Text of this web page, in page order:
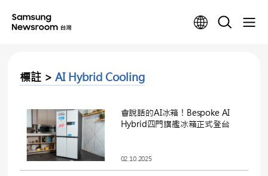
標註 > AI Hybrid Cooling
會說話的AI冰箱！Bespoke AI
Hybrid四門旗艦冰箱正式登台
02.10.2025